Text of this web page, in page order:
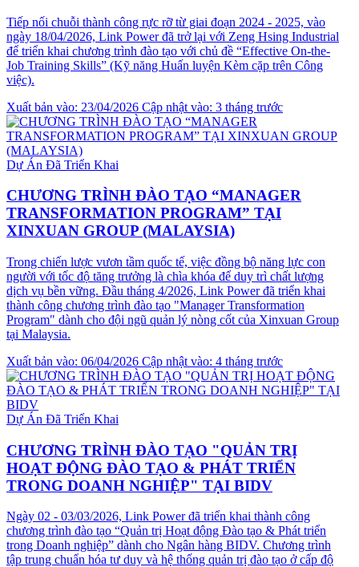
Tiếp nối chuỗi thành công rực rỡ từ giai đoạn 2024 - 2025, vào
ngày 18/04/2026, Link Power đã trở lại với Zeng Hsing Industrial
để triển khai chương trình đào tạo với chủ đề “Effective On-the-
Job Training Skills” (Kỹ năng Huấn luyện Kèm cặp trên Công
việc).
Xuất bản vào: 23/04/2026 Cập nhật vào: 3 tháng trước
Dự Án Đã Triển Khai
CHƯƠNG TRÌNH ĐÀO TẠO “MANAGER
TRANSFORMATION PROGRAM” TẠI
XINXUAN GROUP (MALAYSIA)
Trong chiến lược vươn tầm quốc tế, việc đồng bộ năng lực con
người với tốc độ tăng trưởng là chìa khóa để duy trì chất lượng
dịch vụ bền vững. Đầu tháng 4/2026, Link Power đã triển khai
thành công chương trình đào tạo "Manager Transformation
Program" dành cho đội ngũ quản lý nòng cốt của Xinxuan Group
tại Malaysia.
Xuất bản vào: 06/04/2026 Cập nhật vào: 4 tháng trước
Dự Án Đã Triển Khai
CHƯƠNG TRÌNH ĐÀO TẠO "QUẢN TRỊ
HOẠT ĐỘNG ĐÀO TẠO & PHÁT TRIỂN
TRONG DOANH NGHIỆP" TẠI BIDV
Ngày 02 - 03/03/2026, Link Power đã triển khai thành công
chương trình đào tạo “Quản trị Hoạt động Đào tạo & Phát triển
trong Doanh nghiệp” dành cho Ngân hàng BIDV. Chương trình
tập trung chuẩn hóa tư duy và hệ thống quản trị đào tạo ở cấp độ